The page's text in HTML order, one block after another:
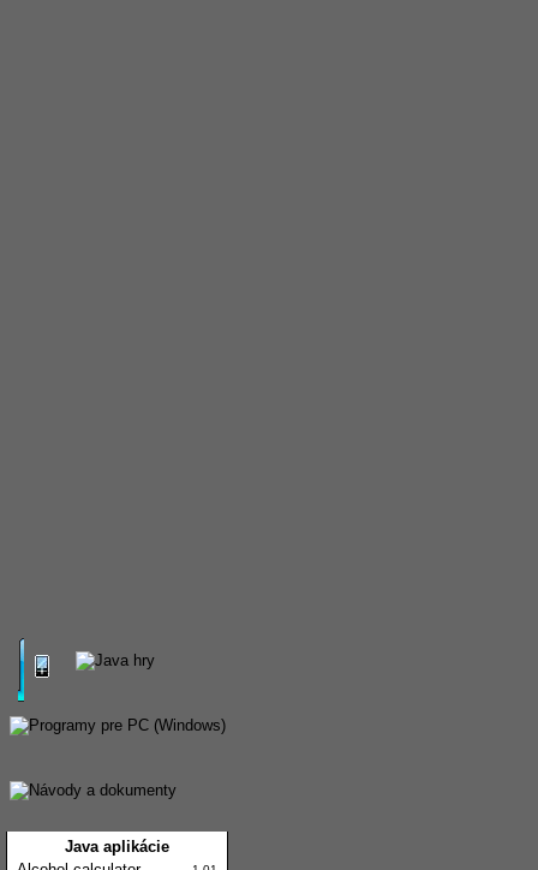
Java aplikácie